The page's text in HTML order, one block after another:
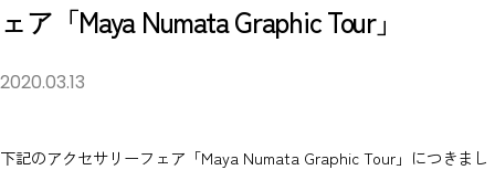
ェア「Maya Numata Graphic Tour」
2020.03.13
下記のアクセサリーフェア「Maya Numata Graphic Tour」につきまし